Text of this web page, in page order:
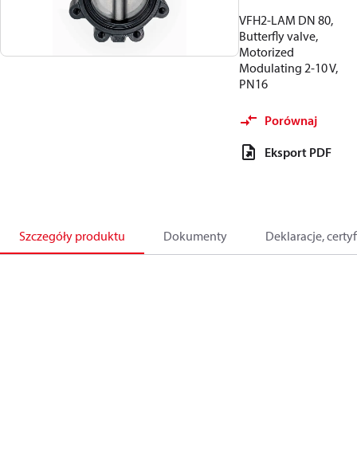
VFH2-LAM DN 80,
Butterfly valve,
Motorized
Modulating 2-10 V,
PN16
Porównaj
Eksport PDF
Szczegóły produktu Dokumenty Deklaracje,